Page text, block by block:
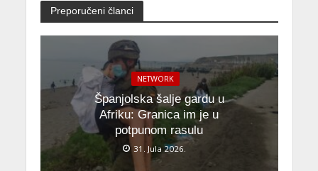
Preporučeni članci
NETWORK
Španjolska šalje gardu u
Afriku: Granica im je u
potpunom rasulu
31. Jula 2026.